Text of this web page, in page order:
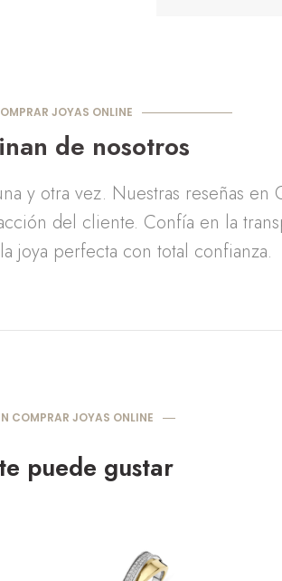
JOYAS ONLINE
de nosotros
y otra vez. Nuestras reseñas en
del cliente. Confía en la
joya perfecta con total confianza.
COMPRAR JOYAS ONLINE
puede gustar